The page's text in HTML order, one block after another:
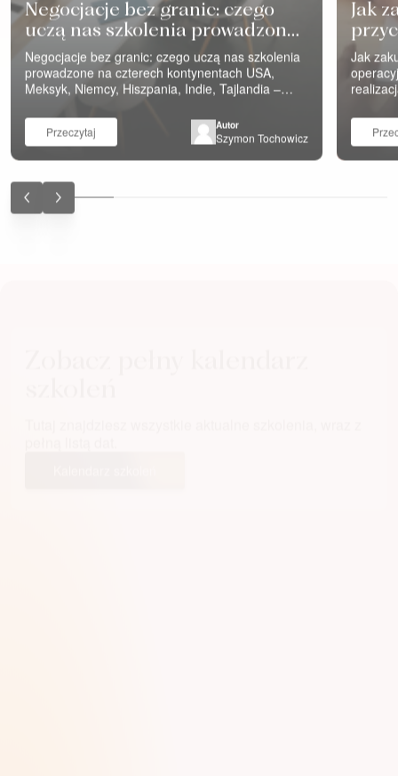
Negocjacje bez granic: czego
uczą nas szkolenia prowadzone
na czterech kontynentach
Negocjacje bez granic: czego uczą nas szkolenia
prowadzone na czterech kontynentach USA,
Meksyk, Niemcy, Hiszpania, Indie, Tajlandia –
wielu kontynentach. Różne firmy, różne branże,
różne funkcje – sprzedaż i inżynierowie
negocjujący z klientami, zakupy negocjujące z
wewnątrz organizacji. Za…
Przeczytaj Autor
Szymon Tochowicz
Jak
Jak
cen” i